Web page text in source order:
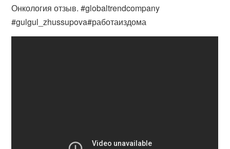
Онкология отзыв. #globaltrendcompany
#gulgul_zhussupova#работаиздома